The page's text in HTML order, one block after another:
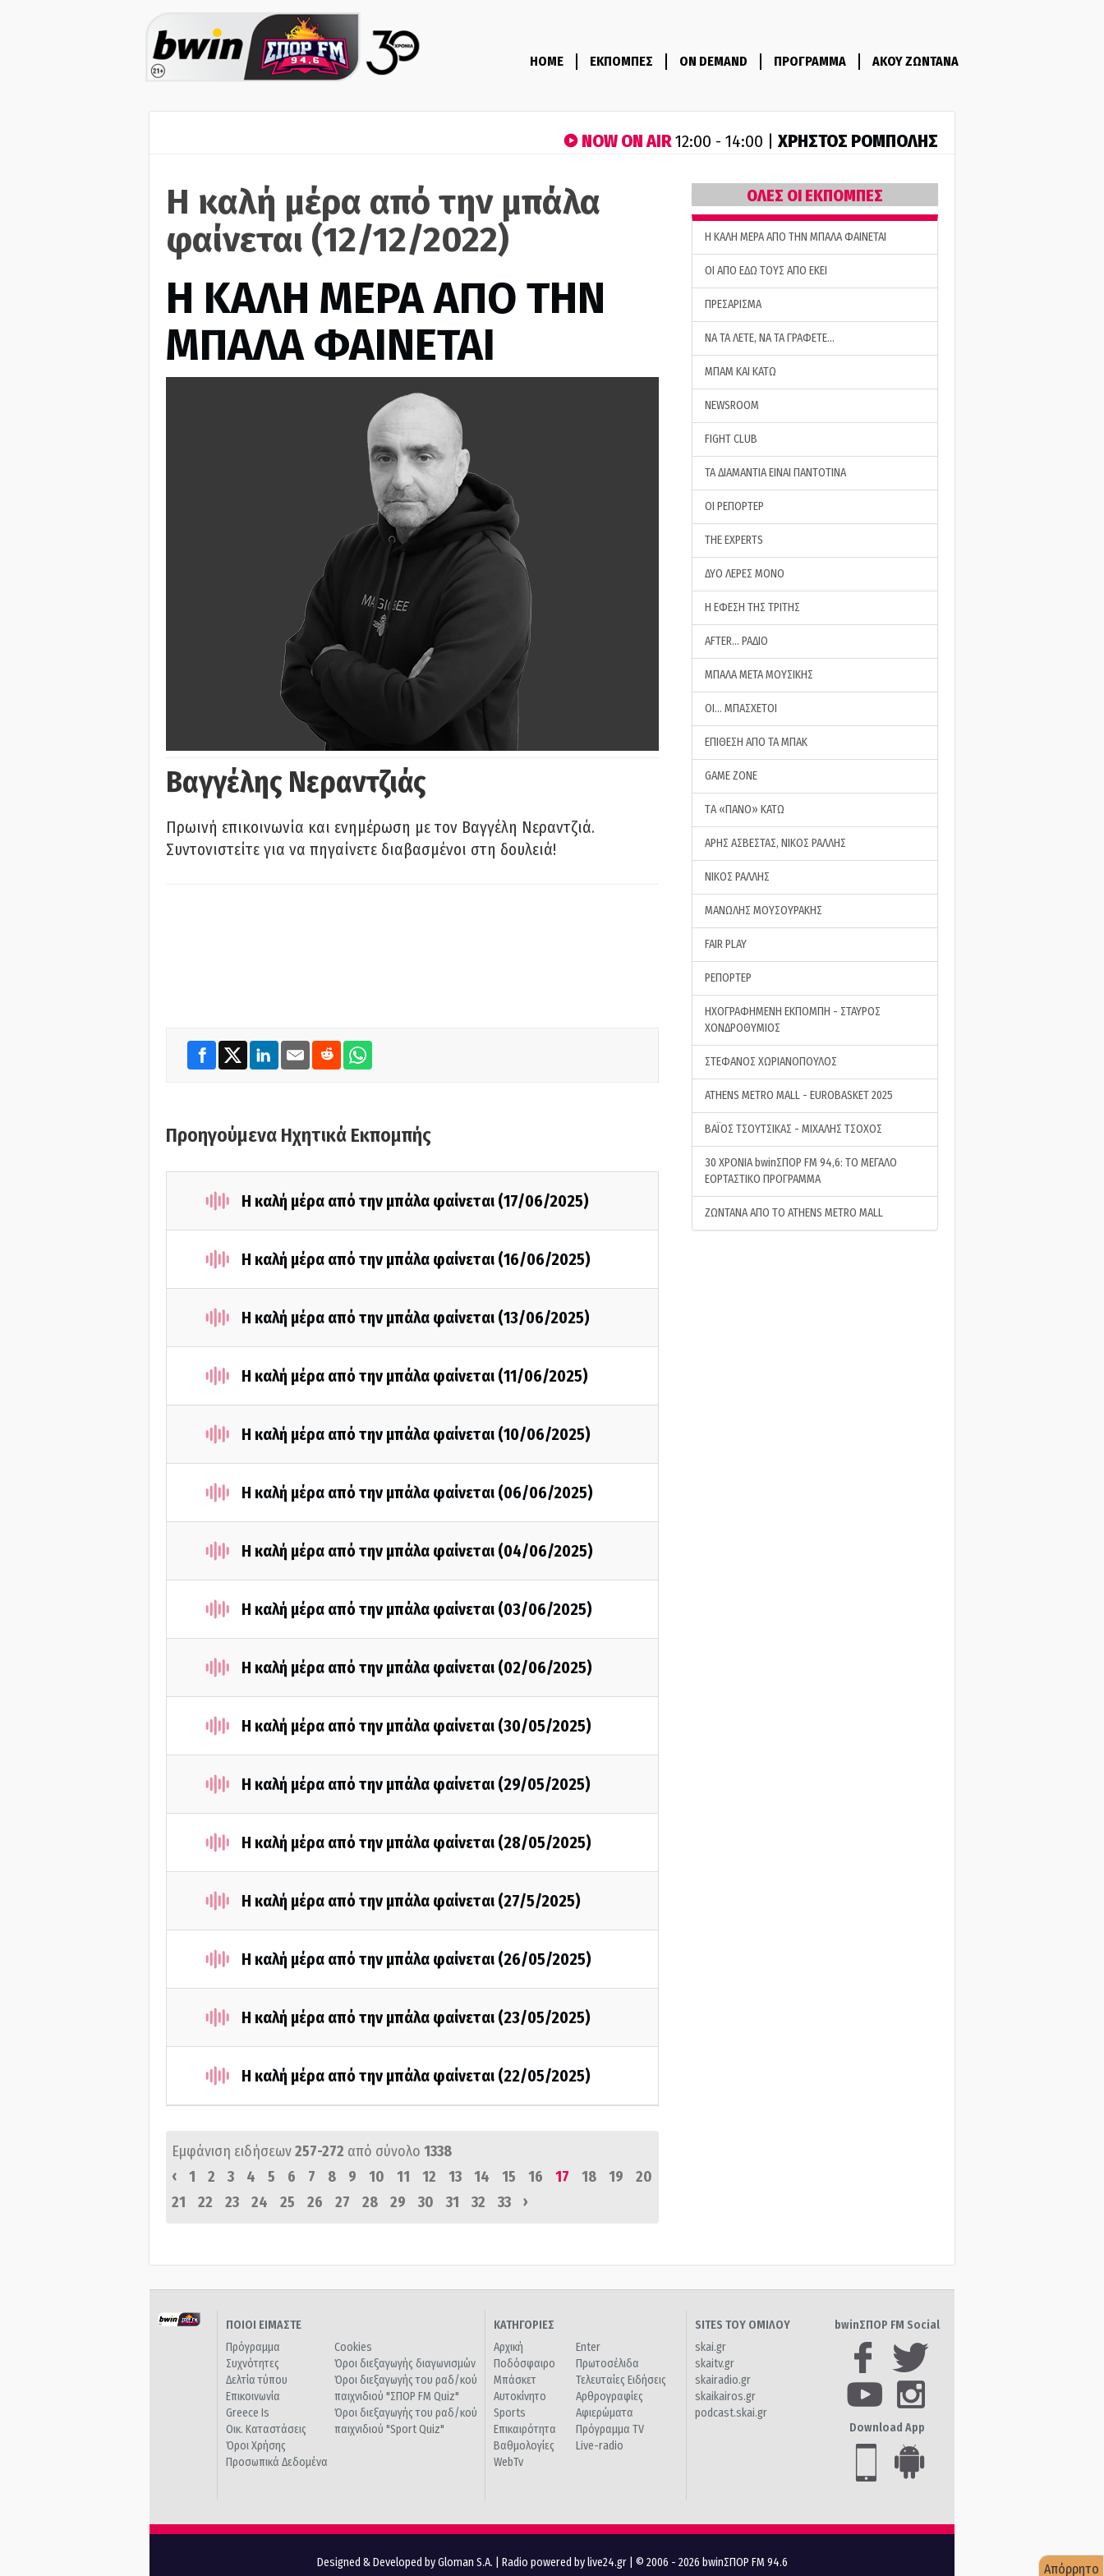
HOME ΕΚΠΟΜΠΕΣ ON DEMAND ΠΡΟΓΡΑΜΜΑ ΑΚΟΥ ΖΩΝΤΑΝΑ
NOW ON AIR12:00 - 14:00 | ΧΡΗΣΤΟΣ ΡΟΜΠΟΛΗΣ
Η καλή μέρα από την μπάλα
φαίνεται (12/12/2022)
H ΚΑΛΗ ΜΕΡΑ ΑΠΟ ΤΗΝ
ΜΠΑΛΑ ΦΑΙΝΕΤΑΙ
Βαγγέλης Νεραντζιάς
Πρωινή επικοινωνία και ενημέρωση με τον Βαγγέλη Νεραντζιά.
Συντονιστείτε για να πηγαίνετε διαβασμένοι στη δουλειά!
Προηγούμενα Ηχητικά Εκπομπής
Η καλή μέρα από την μπάλα φαίνεται (17/06/2025)
Η καλή μέρα από την μπάλα φαίνεται (16/06/2025)
Η καλή μέρα από την μπάλα φαίνεται (13/06/2025)
Η καλή μέρα από την μπάλα φαίνεται (11/06/2025)
Η καλή μέρα από την μπάλα φαίνεται (10/06/2025)
Η καλή μέρα από την μπάλα φαίνεται (06/06/2025)
Η καλή μέρα από την μπάλα φαίνεται (04/06/2025)
Η καλή μέρα από την μπάλα φαίνεται (03/06/2025)
Η καλή μέρα από την μπάλα φαίνεται (02/06/2025)
Η καλή μέρα από την μπάλα φαίνεται (30/05/2025)
Η καλή μέρα από την μπάλα φαίνεται (29/05/2025)
Η καλή μέρα από την μπάλα φαίνεται (28/05/2025)
Η καλή μέρα από την μπάλα φαίνεται (27/5/2025)
Η καλή μέρα από την μπάλα φαίνεται (26/05/2025)
Η καλή μέρα από την μπάλα φαίνεται (23/05/2025)
Η καλή μέρα από την μπάλα φαίνεται (22/05/2025)
Εμφάνιση ειδήσεων257-272 από σύνολο 1338
‹
1 2 3 4 5 6 7 8 9 10 11 12 13 14 15 16 17 18 19
20
21
22 23 24 25 26 27 28 29 30 31 32 33 ›
ΟΛΕΣ ΟΙ ΕΚΠΟΜΠΕΣ
H ΚΑΛΗ ΜΕΡΑ ΑΠΟ ΤΗΝ ΜΠΑΛΑ ΦΑΙΝΕΤΑΙ
ΟΙ ΑΠΟ ΕΔΩ ΤΟΥΣ ΑΠΟ ΕΚΕΙ
ΠΡΕΣΑΡΙΣΜΑ
ΝΑ ΤΑ ΛΕΤΕ, ΝΑ ΤΑ ΓΡΑΦΕΤΕ…
ΜΠΑΜ ΚΑΙ ΚΑΤΩ
NEWSROOM
FIGHT CLUB
ΤΑ ΔΙΑΜΑΝΤΙΑ ΕΙΝΑΙ ΠΑΝΤΟΤΙΝΑ
ΟΙ ΡΕΠΟΡΤΕΡ
THE EXPERTS
ΔΥΟ ΛΕΡΕΣ ΜΟΝΟ
Η ΕΦΕΣΗ ΤΗΣ ΤΡΙΤΗΣ
AFTER… ΡΑΔΙΟ
ΜΠΑΛΑ ΜΕΤΑ ΜΟΥΣΙΚΗΣ
ΟΙ… ΜΠΑΣΧΕΤΟΙ
ΕΠΙΘΕΣΗ ΑΠΟ ΤΑ ΜΠΑΚ
GAME ZONE
ΤA «ΠΑΝΟ» ΚΑΤΩ
ΑΡΗΣ ΑΣΒΕΣΤΑΣ, ΝΙΚΟΣ ΡΑΛΛΗΣ
ΝΙΚΟΣ ΡΑΛΛΗΣ
ΜΑΝΩΛΗΣ ΜΟΥΣΟΥΡΑΚΗΣ
FAIR PLAY
ΡΕΠΟΡΤΕΡ
ΗΧΟΓΡΑΦΗΜΕΝΗ ΕΚΠΟΜΠΗ - ΣΤΑΥΡΟΣ
ΧΟΝΔΡΟΘΥΜΙΟΣ
ΣΤΕΦΑΝΟΣ ΧΩΡΙΑΝΟΠΟΥΛΟΣ
ATHENS METRO MALL - EUROBASKET 2025
ΒΑΪΟΣ ΤΣΟΥΤΣΙΚΑΣ - ΜΙΧΑΛΗΣ ΤΣΟΧΟΣ
30 ΧΡΟΝΙΑ bwinΣΠΟΡ FM 94,6: ΤΟ ΜΕΓΑΛΟ
ΕΟΡΤΑΣΤΙΚΟ ΠΡΟΓΡΑΜΜΑ
ΖΩΝΤΑΝΑ ΑΠΟ ΤΟ ATHENS METRO MALL
ΠΟΙΟΙ ΕΙΜΑΣΤΕ
Πρόγραμμα
Συχνότητες
Δελτία τύπου
Επικοινωνία
Greece Is
Οικ. Καταστάσεις
Όροι Χρήσης
Προσωπικά Δεδομένα
Cookies
Όροι διεξαγωγής διαγωνισμών
Όροι διεξαγωγής του ραδ/κού
παιχνιδιού "ΣΠΟΡ FM Quiz"
Όροι διεξαγωγής του ραδ/κού
παιχνιδιού "Sport Quiz"
ΚΑΤΗΓΟΡΙΕΣ
Αρχική
Ποδόσφαιρο
Μπάσκετ
Αυτοκίνητο
Sports
Επικαιρότητα
Βαθμολογίες
WebTv
Enter
Πρωτοσέλιδα
Τελευταίες Ειδήσεις
Αρθρογραφίες
Αφιερώματα
Πρόγραμμα TV
Live-radio
SITES ΤΟΥ ΟΜΙΛΟΥ
skai.gr
skaitv.gr
skairadio.gr
skaikairos.gr
podcast.skai.gr
bwinΣΠΟΡ FM Social
Download App
Designed & Developed by Gloman S.A. Radio powered by live24.gr | © 2006 - 2026 bwinΣΠΟΡ FM 94.6 Απόρρητο